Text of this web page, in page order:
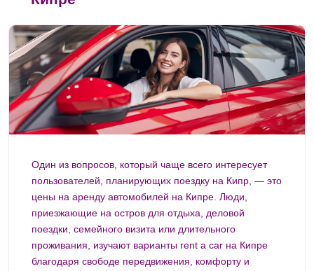
Один из вопросов, который чаще всего интересует
пользователей, планирующих поездку на Кипр, — это
цены на аренду автомобилей на Кипре. Люди,
приезжающие на остров для отдыха, деловой
поездки, семейного визита или длительного
проживания, изучают варианты rent a car на Кипре
благодаря свободе передвижения, комфорту и